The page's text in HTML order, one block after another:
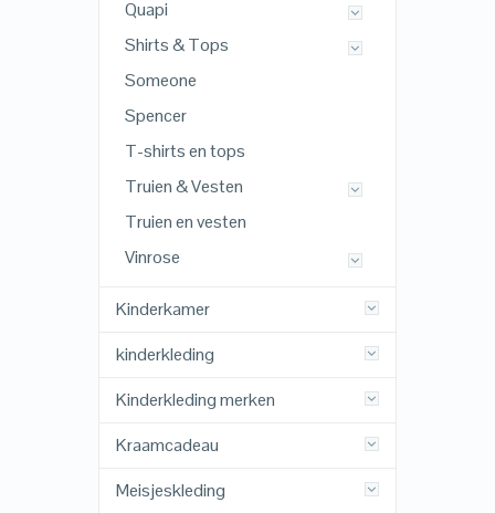
Quapi
Shirts & Tops
Someone
Spencer
T-shirts en tops
Truien & Vesten
Truien en vesten
Vinrose
Kinderkamer
kinderkleding
Kinderkleding merken
Kraamcadeau
Meisjeskleding